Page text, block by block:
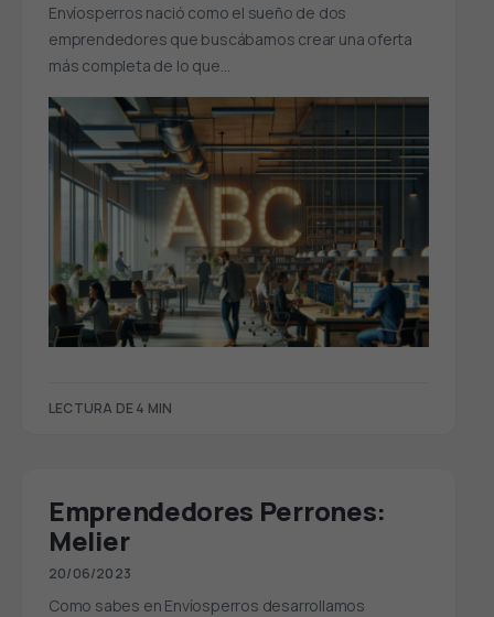
Envíosperros nació como el sueño de dos
emprendedores que buscábamos crear una oferta
más completa de lo que…
LECTURA DE 4 MIN
Emprendedores Perrones:
Melier
20/06/2023
Como sabes en Envíosperros desarrollamos